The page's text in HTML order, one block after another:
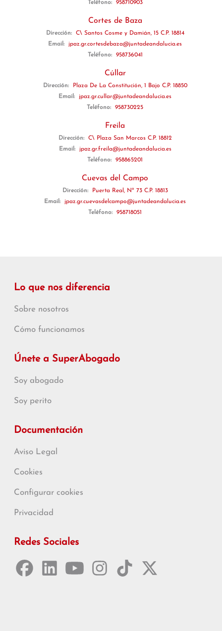
Teléfono:
958710903
Cortes de Baza
Dirección:
C\ Santos Cosme y Damián, 15 C.P. 18814
Email:
jpaz.gr.cortesdebaza@juntadeandalucia.es
Teléfono:
958736041
Cúllar
Dirección:
Plaza De La Constitución, 1 Bajo C.P. 18850
Email:
jpaz.gr.cullar@juntadeandalucia.es
Teléfono:
958730225
Freila
Dirección:
C\ Plaza San Marcos C.P. 18812
Email:
jpaz.gr.freila@juntadeandalucia.es
Teléfono:
958865201
Cuevas del Campo
Dirección:
Puerta Real, Nº 73 C.P. 18813
Email:
jpaz.gr.cuevasdelcampo@juntadeandalucia.es
Teléfono:
958718051
Lo que nos diferencia
Sobre nosotros
Cómo funcionamos
Únete a SuperAbogado
Soy abogado
Soy perito
Documentación
Aviso Legal
Cookies
Configurar cookies
Privacidad
Redes Sociales